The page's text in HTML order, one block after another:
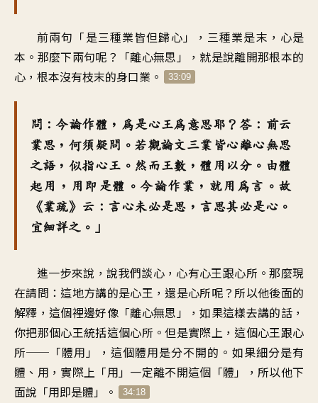
前兩句「是三種業皆但歸心」，三種業是末，心是
本。那麼下兩句呢？「離心無思」，就是說離開那根本的
心，根本沒有枝末的身口業。
33:09
問：今論作體，為是心王為意思耶？答：前云
業思，何須疑問。若觀論文三業皆心離心無思
之語，似指心王。然而王數，體用以分。由體
起用，用即是體。今論作業，就用為言。故
《業疏》云：言心未必是思，言思其必是心。
宜細詳之。」
進一步來說，說我們談心，心有心王跟心所。那麼現
在請問：這地方講的是心王，還是心所呢？所以他後面的
解釋，這個裡邊好像「離心無思」，如果這樣去講的話，
你把那個心王統括這個心所。但是實際上，這個心王跟心
所──「體用」，這個體用是分不開的。如果細分是有
體、用，實際上「用」一定離不開這個「體」，所以他下
面說「用即是體」。
34:18